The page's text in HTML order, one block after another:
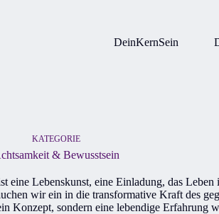
DeinKernSein
KATEGORIE
& Bewusstsein
eine Lebenskunst, eine Einladung, das Leben
wir ein in die transformative Kraft des
Konzept, sondern eine lebendige Erfahrung